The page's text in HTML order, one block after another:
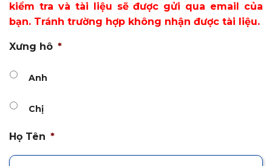
kiểm tra và tài liệu sẽ được gửi qua email của
bạn. Tránh trường hợp không nhận được tài liệu.
Xưng hô *
Anh
Chị
Họ Tên *